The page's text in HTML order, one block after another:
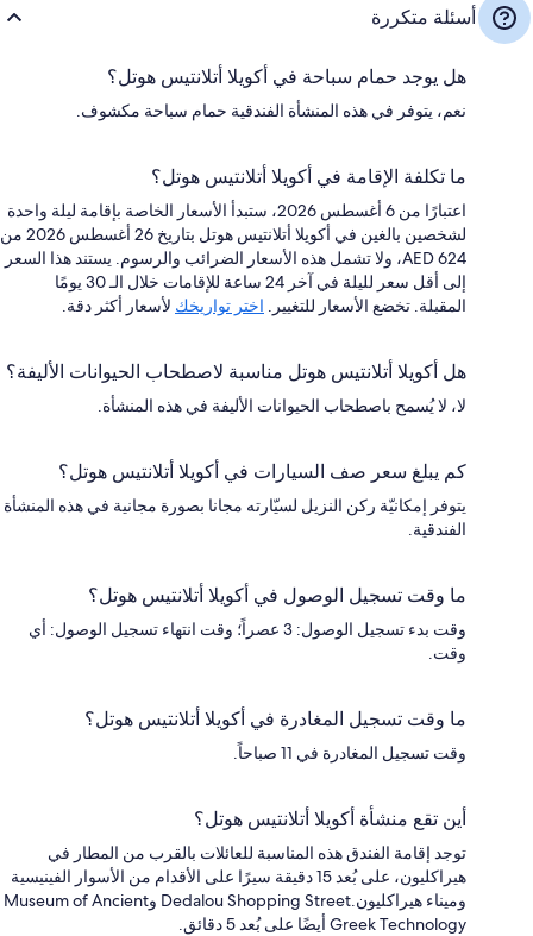
أسئلة متكررة
هل يوجد حمام سباحة في أكويلا أتلانتيس هوتل؟
نعم، يتوفر في هذه المنشأة الفندقية حمام سباحة مكشوف.
ما تكلفة الإقامة في أكويلا أتلانتيس هوتل؟
اعتبارًا من 6 أغسطس 2026، ستبدأ الأسعار الخاصة بإقامة ليلة واحدة
لشخصين بالغين في أكويلا أتلانتيس هوتل بتاريخ 26 أغسطس 2026 من
AED 624، ولا تشمل هذه الأسعار الضرائب والرسوم. يستند هذا السعر
إلى أقل سعر لليلة في آخر 24 ساعة للإقامات خلال الـ 30 يومًا
المقبلة. تخضع الأسعار للتغيير. اختر تواريخك لأسعار أكثر دقة.
هل أكويلا أتلانتيس هوتل مناسبة لاصطحاب الحيوانات الأليفة؟
لا، لا يُسمح باصطحاب الحيوانات الأليفة في هذه المنشأة.
كم يبلغ سعر صف السيارات في أكويلا أتلانتيس هوتل؟
يتوفر إمكانيّة ركن النزيل لسيّارته مجانا بصورة مجانية في هذه المنشأة
الفندقية.
ما وقت تسجيل الوصول في أكويلا أتلانتيس هوتل؟
وقت بدء تسجيل الوصول: 3 عصراً؛ وقت انتهاء تسجيل الوصول: أي
وقت.
ما وقت تسجيل المغادرة في أكويلا أتلانتيس هوتل؟
وقت تسجيل المغادرة في 11 صباحاً.
أين تقع منشأة أكويلا أتلانتيس هوتل؟
توجد إقامة الفندق هذه المناسبة للعائلات بالقرب من المطار في
هيراكليون، على بُعد 15 دقيقة سيرًا على الأقدام من الأسوار الفينيسية
وميناء هيراكليون.Dedalou Shopping Street وMuseum of Ancient
Greek Technology أيضًا على بُعد 5 دقائق.